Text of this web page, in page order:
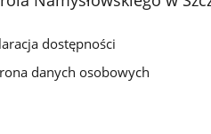
dostępności
danych osobowych